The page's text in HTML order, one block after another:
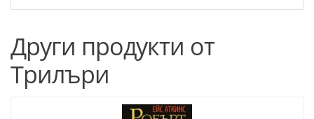
Други продукти от
Трилъри